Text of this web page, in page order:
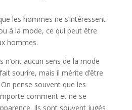
les hommes ne s’intéressent
à la mode, ce qui peut être
hommes.
n’ont aucun sens de la mode
sourire, mais il mérite d’être
pense souvent que les
comment et ne se
Ils sont souvent jugés